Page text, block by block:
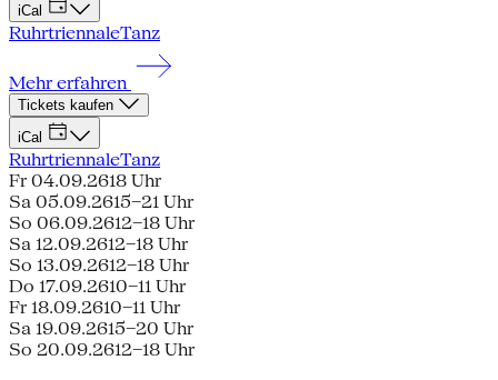
iCal
RuhrtriennaleTanz
Mehr erfahren
Tickets kaufen
iCal
RuhrtriennaleTanz
Fr 04.09.2618 Uhr
Sa 05.09.2615–21 Uhr
So 06.09.2612–18 Uhr
Sa 12.09.2612–18 Uhr
So 13.09.2612–18 Uhr
Do 17.09.2610–11 Uhr
Fr 18.09.2610–11 Uhr
Sa 19.09.2615–20 Uhr
So 20.09.2612–18 Uhr